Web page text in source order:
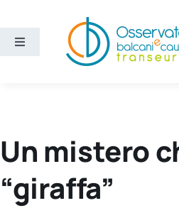
contenuto
Toggle
Un mistero
“giraffa”